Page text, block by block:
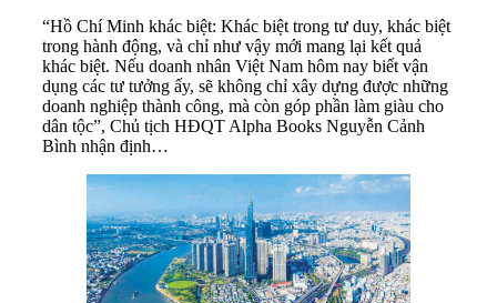
“Hồ Chí Minh khác biệt: Khác biệt trong tư duy, khác biệt
trong hành động, và chỉ như vậy mới mang lại kết quả
khác biệt. Nếu doanh nhân Việt Nam hôm nay biết vận
dụng các tư tưởng ấy, sẽ không chỉ xây dựng được những
doanh nghiệp thành công, mà còn góp phần làm giàu cho
dân tộc”, Chủ tịch HĐQT Alpha Books Nguyễn Cảnh
Bình nhận định…